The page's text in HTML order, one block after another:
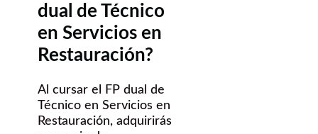
dual de Técnico
en Servicios en
Restauración?
Al cursar el FP dual de
Técnico en Servicios en
Restauración, adquirirás